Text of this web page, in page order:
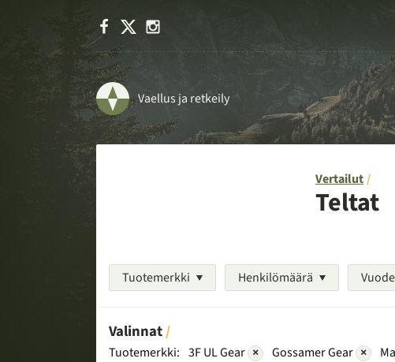
Facebook
Vaellus ja retkeily
Vertailut
Teltat
Tuotemerkki Henkilömäärä
Valinnat
Tuotemerkki: 3F UL Gear × Gossamer Gear ×